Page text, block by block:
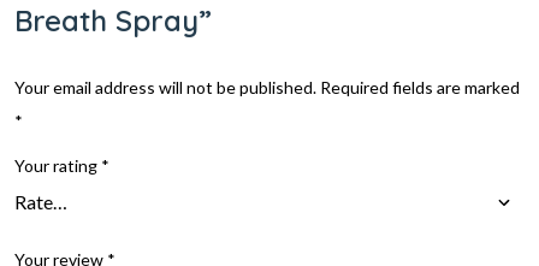
Breath Spray”
Your email address will not be published. Required fields are marked
*
Your rating *
Your review *